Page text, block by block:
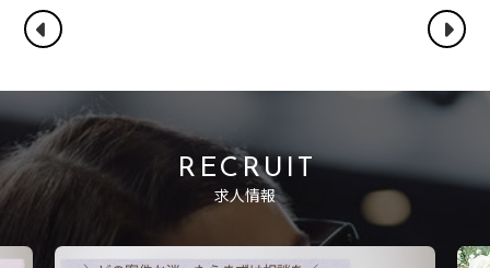
RECRUIT
求人情報